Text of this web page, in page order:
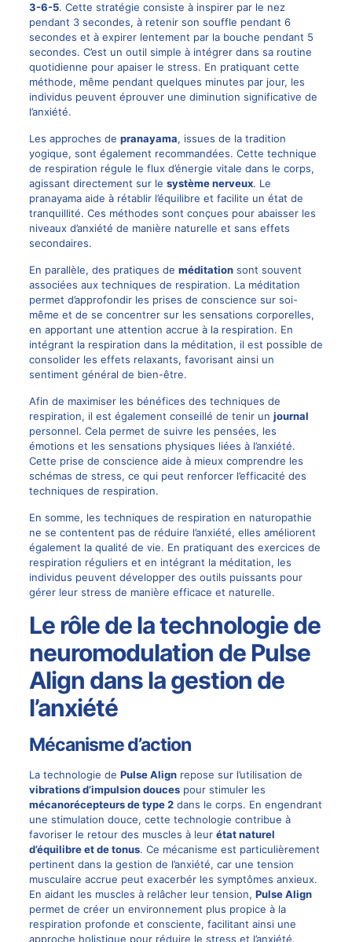
3-6-5. Cette stratégie consiste à inspirer par le nez
pendant 3 secondes, à retenir son souffle pendant 6
secondes et à expirer lentement par la bouche pendant 5
secondes. C’est un outil simple à intégrer dans sa routine
quotidienne pour apaiser le stress. En pratiquant cette
méthode, même pendant quelques minutes par jour, les
individus peuvent éprouver une diminution significative de
l’anxiété.
Les approches de pranayama, issues de la tradition
yogique, sont également recommandées. Cette technique
de respiration régule le flux d’énergie vitale dans le corps,
agissant directement sur le système nerveux. Le
pranayama aide à rétablir l’équilibre et facilite un état de
tranquillité. Ces méthodes sont conçues pour abaisser les
niveaux d’anxiété de manière naturelle et sans effets
secondaires.
En parallèle, des pratiques de méditationsont souvent
associées aux techniques de respiration. La méditation
permet d’approfondir les prises de conscience sur soi-
même et de se concentrer sur les sensations corporelles,
en apportant une attention accrue à la respiration. En
intégrant la respiration dans la méditation, il est possible de
consolider les effets relaxants, favorisant ainsi un
sentiment général de bien-être.
Afin de maximiser les bénéfices des techniques de
respiration, il est également conseillé de tenir un journal
personnel. Cela permet de suivre les pensées, les
émotions et les sensations physiques liées à l’anxiété.
Cette prise de conscience aide à mieux comprendre les
schémas de stress, ce qui peut renforcer l’efficacité des
techniques de respiration.
En somme, les techniques de respiration en naturopathie
ne se contentent pas de réduire l’anxiété, elles améliorent
également la qualité de vie. En pratiquant des exercices de
respiration réguliers et en intégrant la méditation, les
individus peuvent développer des outils puissants pour
gérer leur stress de manière efficace et naturelle.
Le rôle de la technologie de
neuromodulation de Pulse
Align dans la gestion de
l’anxiété
Mécanisme d’action
La technologie de Pulse Alignrepose sur l’utilisation de
vibrations d’impulsion doucespour stimuler les
mécanorécepteurs de type 2dans le corps. En engendrant
une stimulation douce, cette technologie contribue à
favoriser le retour des muscles à leur état naturel
d’équilibre et de tonus. Ce mécanisme est particulièrement
pertinent dans la gestion de l’anxiété, car une tension
musculaire accrue peut exacerbér les symptômes anxieux.
En aidant les muscles à relâcher leur tension, Pulse Align
permet de créer un environnement plus propice à la
respiration profonde et consciente, facilitant ainsi une
approche holistique pour réduire le stress et l’anxiété.